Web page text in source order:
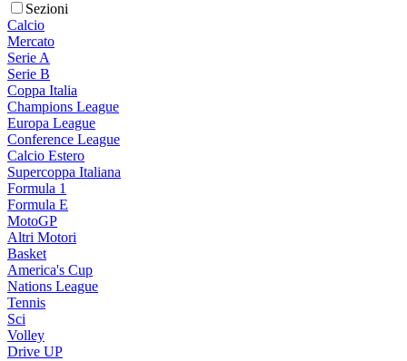
Sezioni
Calcio
Mercato
Serie A
Serie B
Coppa Italia
Champions League
Europa League
Conference League
Calcio Estero
Supercoppa Italiana
Formula 1
Formula E
MotoGP
Altri Motori
Basket
America's Cup
Nations League
Tennis
Sci
Volley
Drive UP